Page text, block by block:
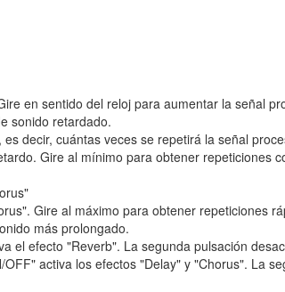
en sentido del reloj para aumentar la señal
sonido retardado.
decir, cuántas veces se repetirá la señal
Gire al mínimo para obtener repeticiones
Gire al máximo para obtener repeticiones
más prolongado.
el efecto "Reverb". La segunda pulsación
activa los efectos "Delay" y "Chorus". La